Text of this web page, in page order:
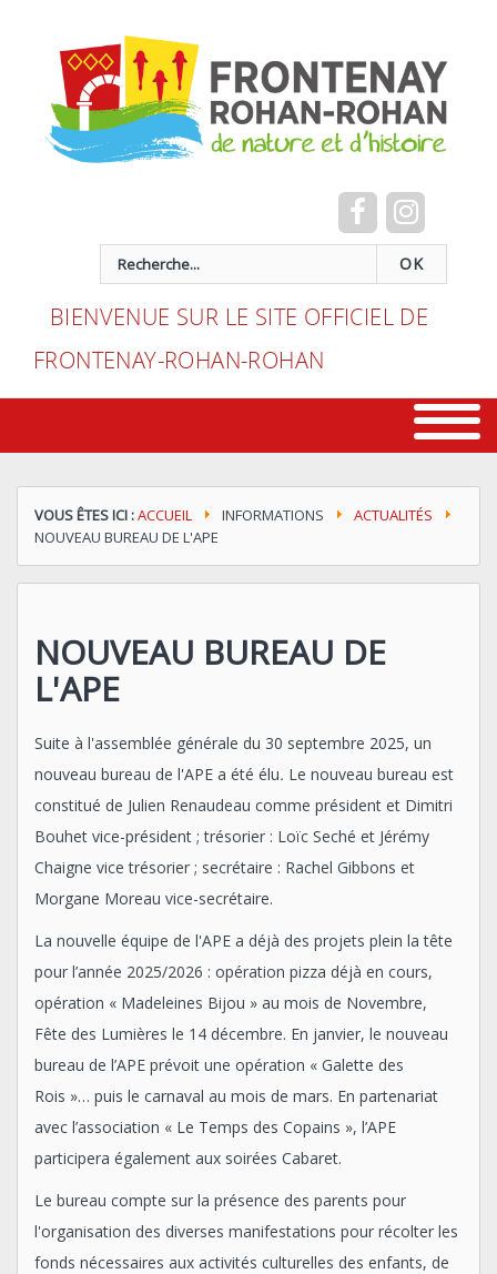
OK
BIENVENUE SUR LE SITE OFFICIEL DE
FRONTENAY-ROHAN-ROHAN
VOUS ÊTES ICI :ACCUEIL INFORMATIONS
ACTUALITÉS
NOUVEAU BUREAU DE L'APE
NOUVEAU BUREAU DE
L'APE
Suite à l'assemblée générale du 30 septembre 2025, un
nouveau bureau de l'APE a été élu. Le nouveau bureau est
constitué de Julien Renaudeau comme président et Dimitri
Bouhet vice-président ; trésorier : Loïc Seché et Jérémy
Chaigne vice trésorier ; secrétaire : Rachel Gibbons et
Morgane Moreau vice-secrétaire.
La nouvelle équipe de l'APE a déjà des projets plein la tête
pour l’année 2025/2026 : opération pizza déjà en cours,
opération « Madeleines Bijou » au mois de Novembre,
Fête des Lumières le 14 décembre. En janvier, le nouveau
bureau de l’APE prévoit une opération « Galette des
Rois »… puis le carnaval au mois de mars. En partenariat
avec l’association « Le Temps des Copains », l’APE
participera également aux soirées Cabaret.
Le bureau compte sur la présence des parents pour
l'organisation des diverses manifestations pour récolter les
fonds nécessaires aux activités culturelles des enfants, de